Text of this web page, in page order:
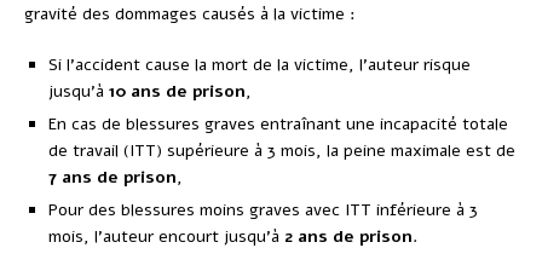
gravité des dommages causés à la victime :
Si l’accident cause la mort de la victime, l’auteur risque
jusqu’à 10 ans de prison,
En cas de blessures graves entraînant une incapacité totale
de travail (ITT) supérieure à 3 mois, la peine maximale est de
7 ans de prison,
Pour des blessures moins graves avec ITT inférieure à 3
mois, l’auteur encourt jusqu’à 2 ans de prison.